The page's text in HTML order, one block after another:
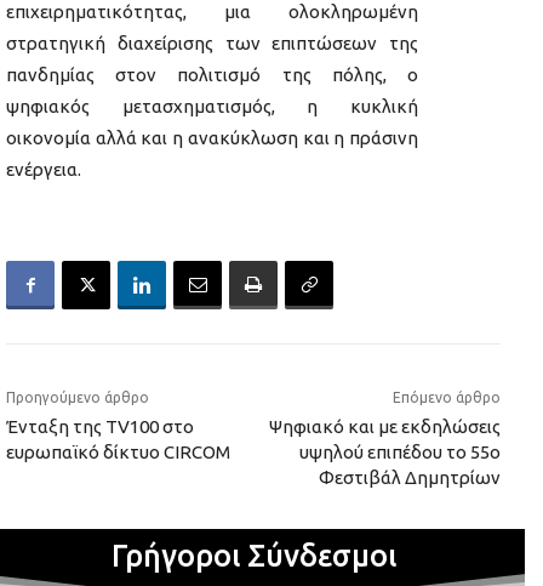
επιχειρηματικότητας, μια ολοκληρωμένη
στρατηγική διαχείρισης των επιπτώσεων της
πανδημίας στον πολιτισμό της πόλης, ο
ψηφιακός μετασχηματισμός, η κυκλική
οικονομία αλλά και η ανακύκλωση και η πράσινη
ενέργεια.
Προηγούμενο άρθρο
Ένταξη της TV100 στο
ευρωπαϊκό δίκτυο CIRCOM
Επόμενο άρθρο
Ψηφιακό και με εκδηλώσεις
υψηλού επιπέδου το 55ο
Φεστιβάλ Δημητρίων
Γρήγοροι Σύνδεσμοι